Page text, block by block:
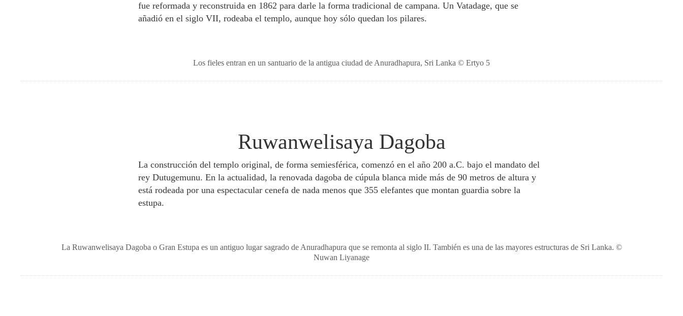
fue reformada y reconstruida en 1862 para darle la forma tradicional de campana. Un Vatadage, que se
añadió en el siglo VII, rodeaba el templo, aunque hoy sólo quedan los pilares.
Los fieles entran en un santuario de la antigua ciudad de Anuradhapura, Sri Lanka © Ertyo 5
Ruwanwelisaya Dagoba
La construcción del templo original, de forma semiesférica, comenzó en el año 200 a.C. bajo el mandato del
rey Dutugemunu. En la actualidad, la renovada dagoba de cúpula blanca mide más de 90 metros de altura y
está rodeada por una espectacular cenefa de nada menos que 355 elefantes que montan guardia sobre la
estupa.
La Ruwanwelisaya Dagoba o Gran Estupa es un antiguo lugar sagrado de Anuradhapura que se remonta al siglo II. También es una de las mayores estructuras de Sri Lanka. ©
Nuwan Liyanage